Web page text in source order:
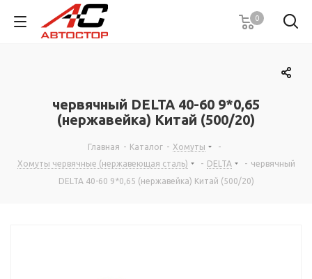
0
червячный DELTA 40-60 9*0,65
(нержавейка) Китай (500/20)
Главная - Каталог - Хомуты
-
Хомуты червячные (нержавеющая сталь)
- DELTA - червячный
DELTA 40-60 9*0,65 (нержавейка) Китай (500/20)